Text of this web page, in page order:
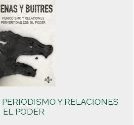
Y RELACIONES
PODER